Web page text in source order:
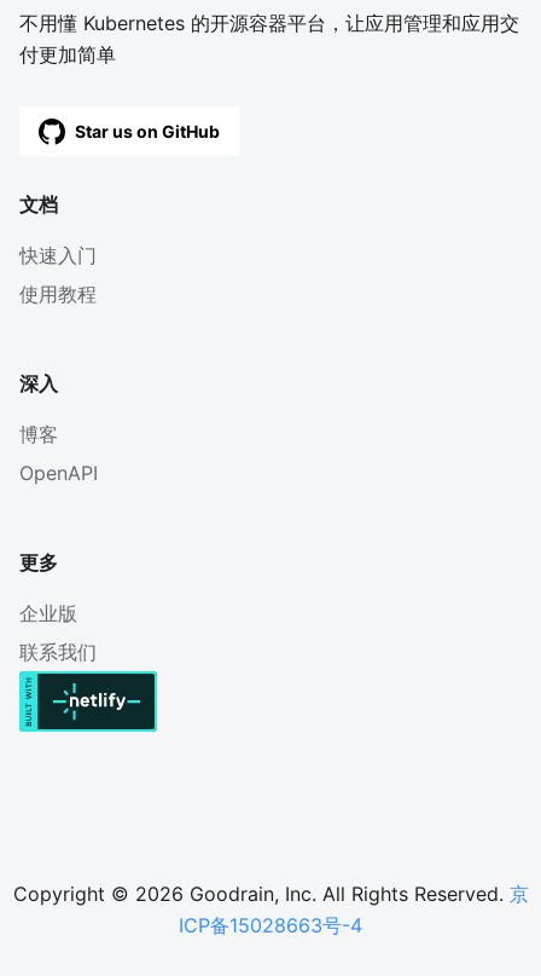
不用懂 Kubernetes 的开源容器平台，让应用管理和应用交
付更加简单
Star us on GitHub
文档
快速入门
使用教程
深入
博客
OpenAPI
更多
企业版
联系我们
Copyright © 2026 Goodrain, Inc. All Rights Reserved. 京
ICP备15028663号-4